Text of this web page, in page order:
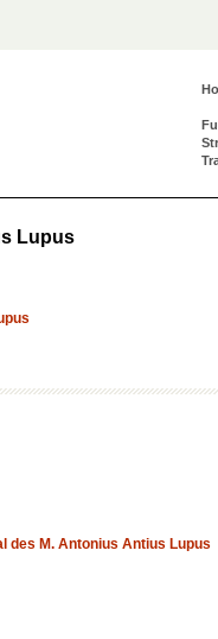
Lupus
des M. Antonius Antius Lupus